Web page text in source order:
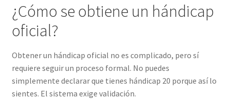
¿Cómo se obtiene un hándicap
oficial?
Obtener un hándicap oficial no es complicado, pero sí
requiere seguir un proceso formal. No puedes
simplemente declarar que tienes hándicap 20 porque así lo
sientes. El sistema exige validación.